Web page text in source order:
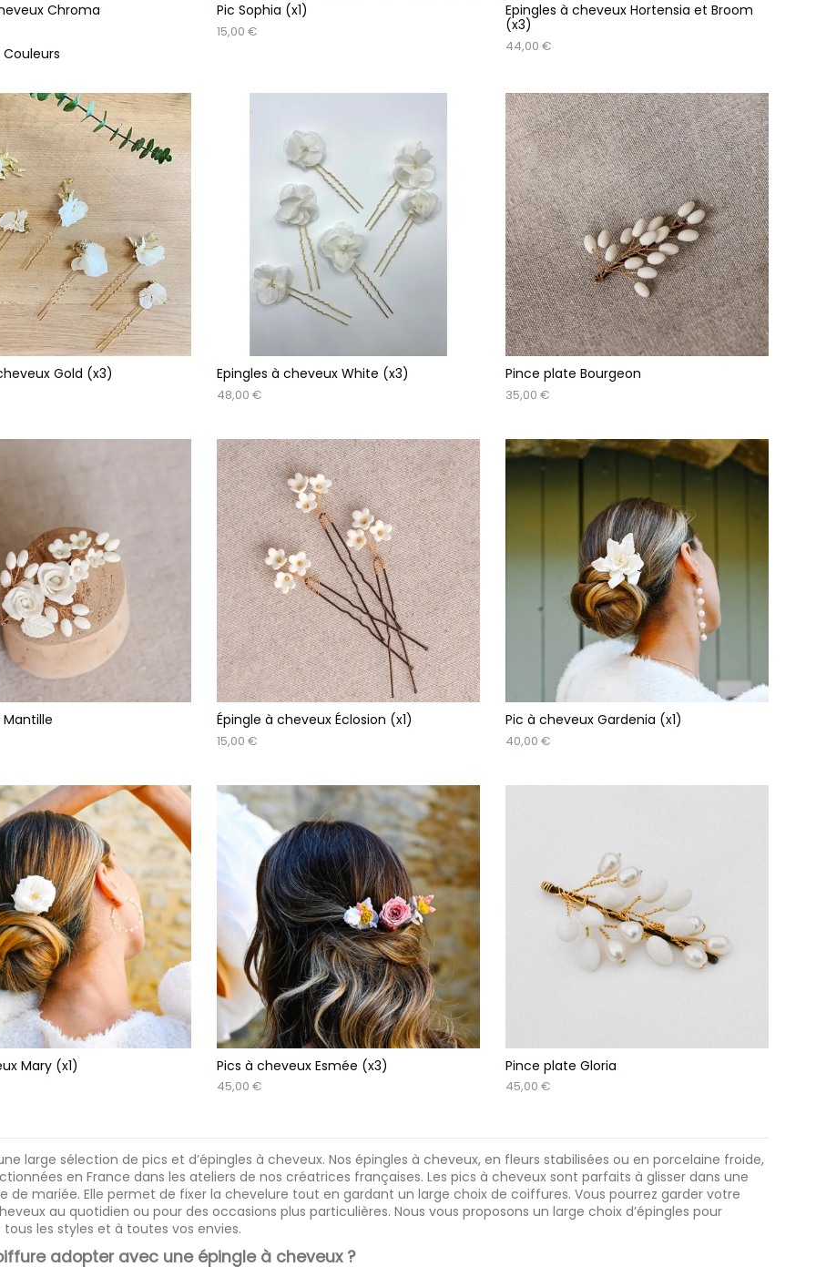
Chroma
Couleurs
Pic Sophia (x1)
15,00 €
Epingles à cheveux Hortensia et Broom
(x3)
44,00 €
Gold (x3) Epingles à cheveux White (x3)
48,00 €
Pince plate Bourgeon
35,00 €
Épingle à cheveux Éclosion (x1)
15,00 €
Pic à cheveux Gardenia (x1)
40,00 €
Mary (x1) Pics à cheveux Esmée (x3)
45,00 €
Pince plate Gloria
45,00 €
large sélection de pics et d’épingles à cheveux. Nos épingles à cheveux, en fleurs stabilisées ou en porcelaine froide,
en France dans les ateliers de nos créatrices françaises. Les pics à cheveux sont parfaits à glisser dans une
de mariée. Elle permet de fixer la chevelure tout en gardant un large choix de coiffures. Vous pourrez garder votre
au quotidien ou pour des occasions plus particulières. Nous vous proposons un large choix d’épingles pour
tous les styles et à toutes vos envies.
adopter avec une épingle à cheveux ?